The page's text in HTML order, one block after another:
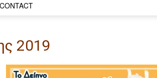
art
CONTACT
2019